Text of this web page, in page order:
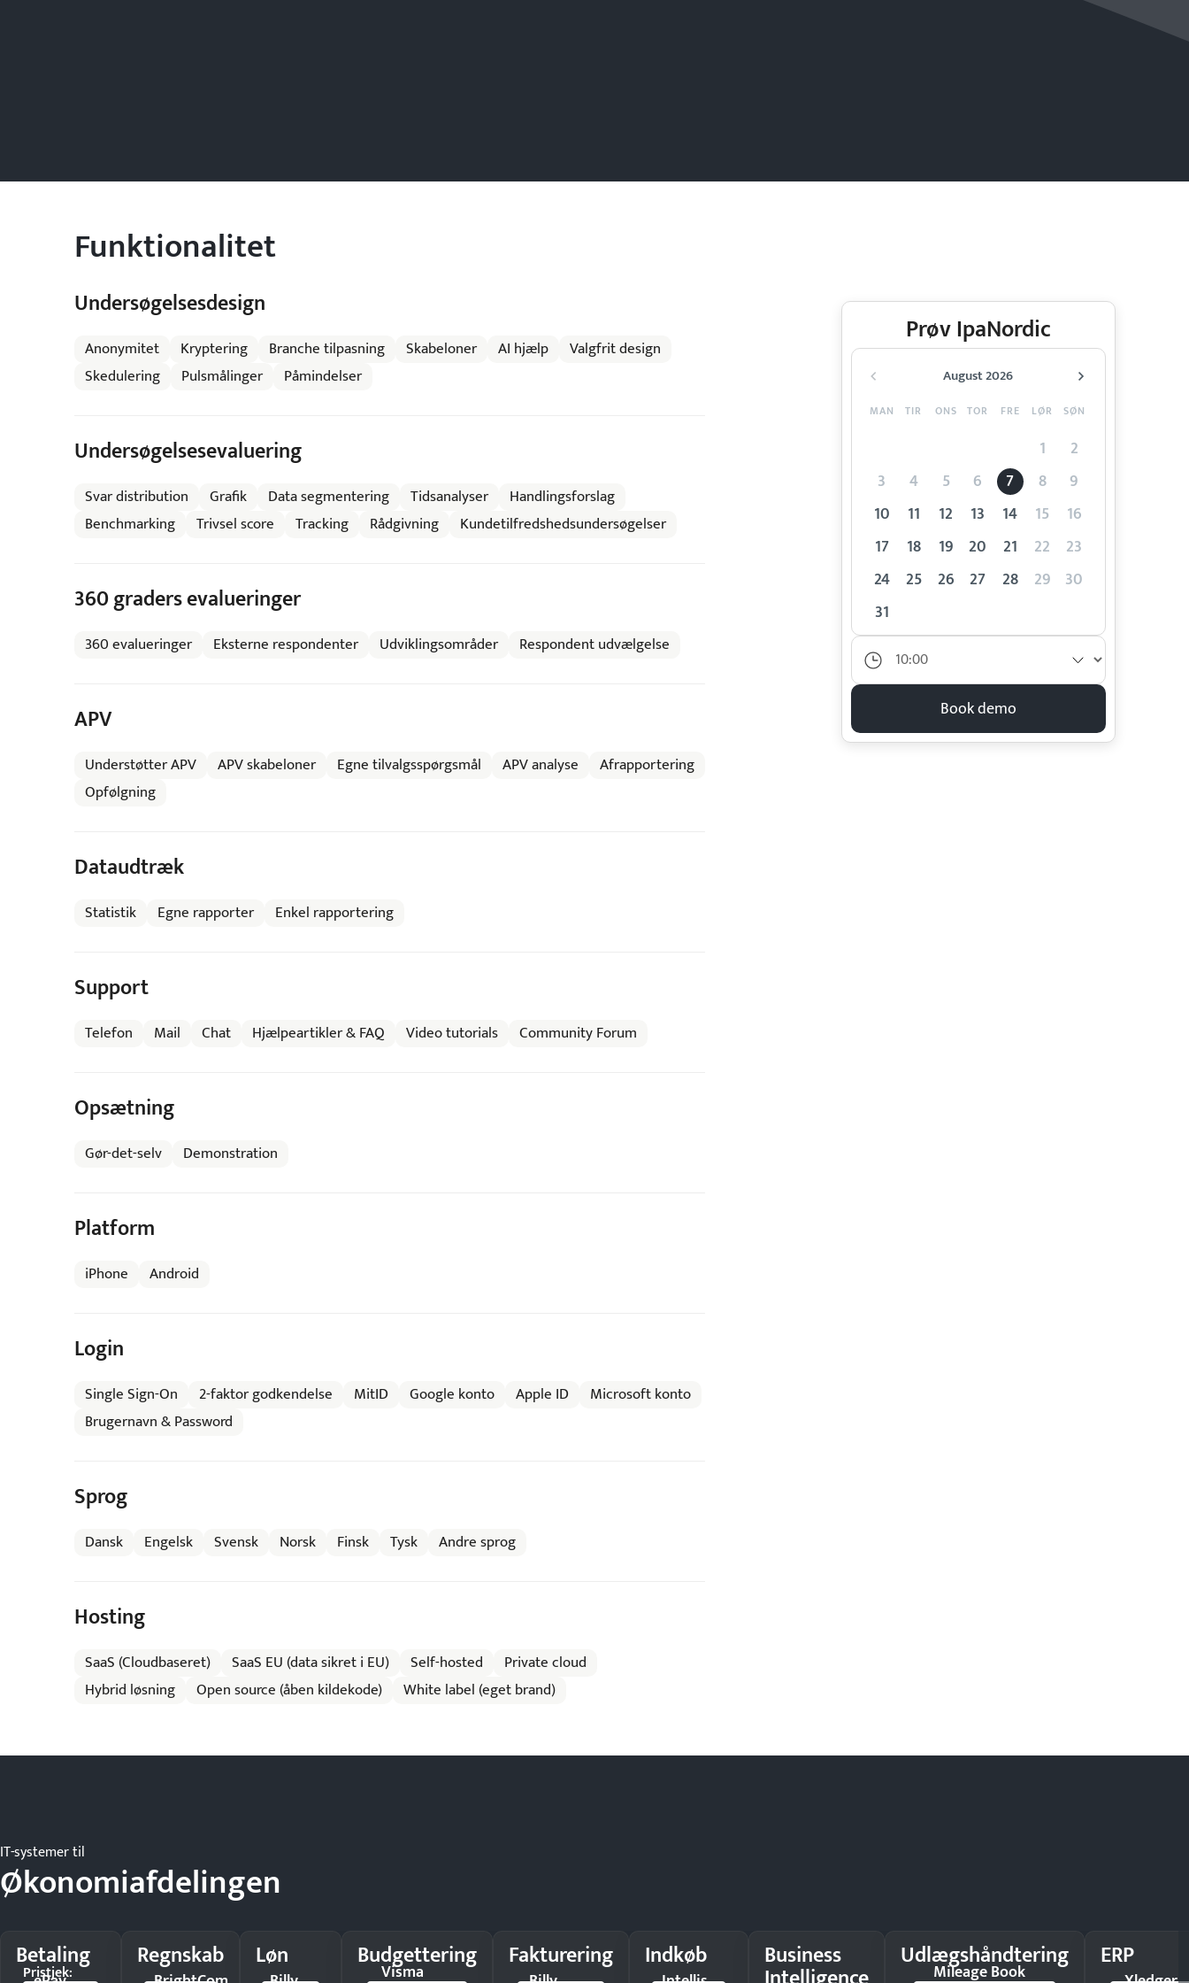
Prøv IpaNordic
August 2026
MAN TIR ONS TOR FRE LØR SØN
1
2
3
4 5 6 7 8
9
10
11 12 13 14 15
16
17
18 19 20 21 22
23
24
25 26 27 28 29 30
31
Book demo
Funktionalitet
Undersøgelsesdesign
Anonymitet Kryptering Branche tilpasning Skabeloner AI hjælp
Valgfrit design
Skedulering
Pulsmålinger Påmindelser
Undersøgelsesevaluering
Svar distribution Grafik Data segmentering Tidsanalyser
Handlingsforslag
Benchmarking
Trivsel score Tracking Rådgivning Kundetilfredshedsundersøgelser
360 graders evalueringer
360 evalueringer Eksterne respondenter Udviklingsområder Respondent udvælgelse
APV
Understøtter APV APV skabeloner Egne tilvalgsspørgsmål APV analyse
Afrapportering
Opfølgning
Dataudtræk
Statistik Egne rapporter Enkel rapportering
Support
Telefon Mail Chat Hjælpeartikler & FAQ Video tutorials Community Forum
Opsætning
Gør-det-selv Demonstration
Platform
iPhone Android
Login
Single Sign-On 2-faktor godkendelse MitID Google konto Apple ID
Microsoft konto
Brugernavn & Password
Sprog
Dansk Engelsk Svensk Norsk Finsk Tysk Andre sprog
Hosting
SaaS (Cloudbaseret) SaaS EU (data sikret i EU) Self-hosted
Private cloud
Hybrid løsning
Open source (åben kildekode) White label (eget brand)
IT-systemer til
Økonomiafdelingen
Betaling
Pristjek: Regnskab Løn Budgettering
Visma Fakturering Indkøb Business Udlægshåndtering
Mileage Book ERP